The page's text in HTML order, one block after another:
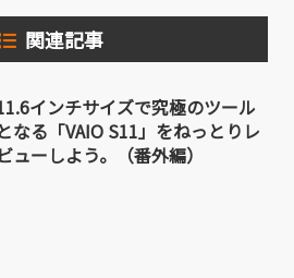
関連記事
インチサイズで究極のツール
となる「VAIO S11」をねっとりレ
ビューしよう。（番外編）